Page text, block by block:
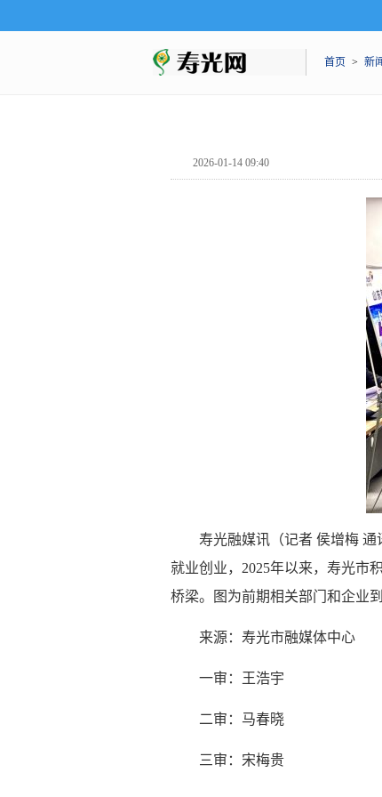
首页 > 新
2026-01-14 09:40
寿光融媒讯（记者 侯增梅
就业创业，2025年以来，寿光市
桥梁。图为前期相关部门和企业
来源：寿光市融媒体中心
一审：王浩宇
二审：马春晓
三审：宋梅贵